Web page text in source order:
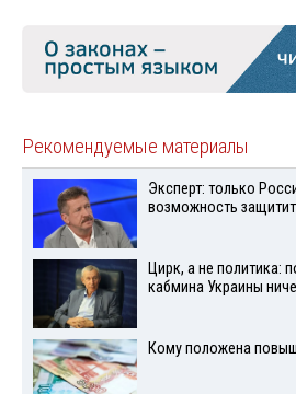
Рекомендуемые материалы
Эксперт: только
возможность
Цирк, а не политика:
кабмина Украины
Кому положена